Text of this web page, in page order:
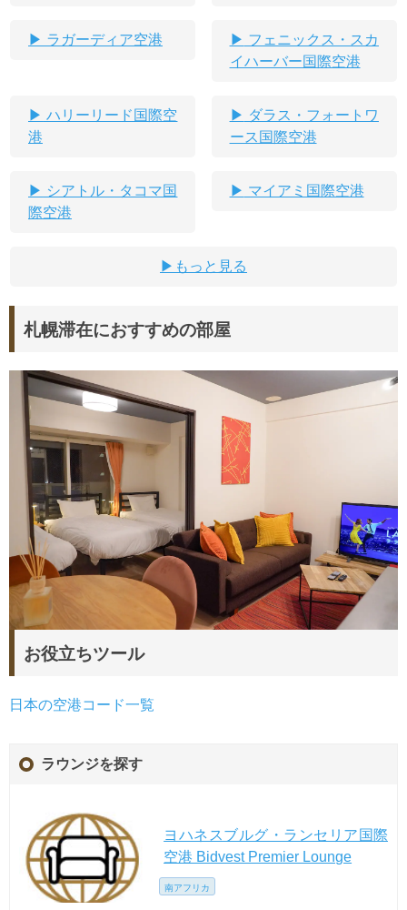
ラガーディア空港
フェニックス・スカ
イハーバー国際空港
ハリーリード国際空
港
ダラス・フォートワ
ース国際空港
シアトル・タコマ国
際空港
マイアミ国際空港
もっと見る
札幌滞在におすすめの部屋
お役立ちツール
日本の空港コード一覧
ラウンジを探す
ヨハネスブルグ・ランセリア国際
空港 Bidvest Premier Lounge
南アフリカ